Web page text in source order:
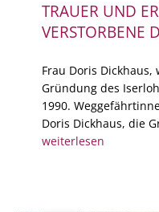
TRAUER UND
VERSTORBENE
Frau Doris
Gründung des
1990.
Doris Dickhaus, die
weiterlesen